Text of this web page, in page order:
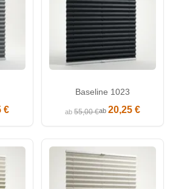
€
Baseline 1023
ab55,00 €ab 20,25 €